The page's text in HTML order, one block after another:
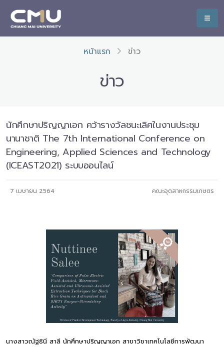
หน้าแรก ข่าว
ข่าว
นักศึกษาปริญญาเอก คว้ารางวัลชนะเลิศในงานประชุม
นานาชาติ The 7th International Conference on
Engineering, Applied Sciences and Technology
(ICEAST2021) ระบบออนไลน์
7 เมษายน 2564 คณะอุตสาหกรรมเกษตร
นางสาวณัฐธินี สาลี นักศึกษาปริญญาเอก สาขาวิชาเทคโนโลยีการพัฒนา